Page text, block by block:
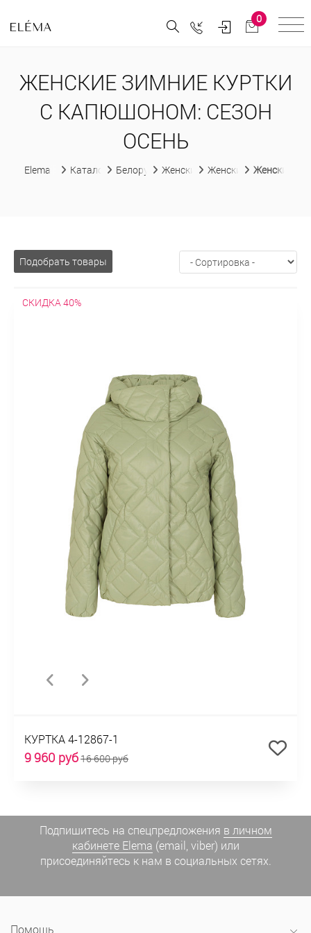
0
ЖЕНСКИЕ ЗИМНИЕ КУРТКИ
С КАПЮШОНОМ: СЕЗОН
ОСЕНЬ
Elema Каталог Белорусская женская одежда
Женские курткиЖенские зимние
Женские
Подобрать товары
СКИДКА 40%
КУРТКА 4-12867-1
9 960 руб16 600 руб
Подпишитесь на спецпредложения в личном
кабинете Elema (email, viber) или
присоединяйтесь к нам в социальных сетях.
Помощь